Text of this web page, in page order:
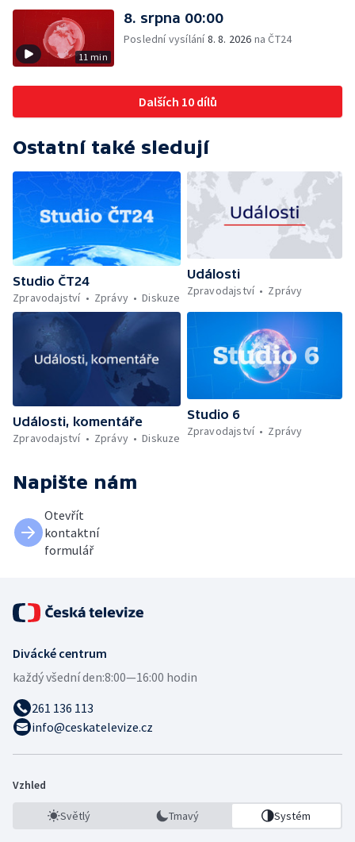
11 min
8. srpna 00:00
Poslední vysílání8. 8. 2026 na ČT24
Dalších 10 dílů
Ostatní také sledují
Studio ČT24
Zpravodajství
Zprávy Diskuze
Události
Zpravodajství
Zprávy
Události, komentáře
Zpravodajství
Zprávy Diskuze
Studio 6
Zpravodajství
Zprávy
Napište nám
Otevřít
kontaktní
formulář
Divácké centrum
každý všední den:8:00—16:00 hodin
261 136 113
info@ceskatelevize.cz
Vzhled
Světlý Tmavý Systém